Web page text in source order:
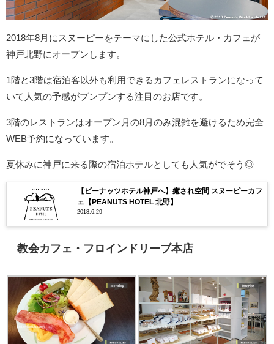
2018年8月にスヌーピーをテーマにした公式ホテル・カフェが
神戸北野にオープンします。
1階と3階は宿泊客以外も利用できるカフェレストランになって
いて人気の予感がプンプンする注目のお店です。
3階のレストランはオープン月の8月のみ混雑を避けるため完全
WEB予約になっています。
夏休みに神戸に来る際の宿泊ホテルとしても人気がでそう◎
【ピーナッツホテル神戸へ】癒され空間 スヌーピーカフ
ェ【PEANUTS HOTEL 北野】
2018.6.29
教会カフェ・フロインドリーブ本店